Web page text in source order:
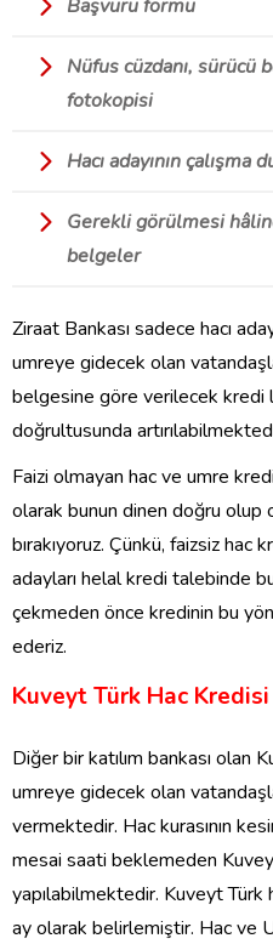
Başvuru formu
Nüfus cüzdanı, sürücü
fotokopisi
Hacı adayının
​Gerekli görülmesi
belgeler
Ziraat Bankası sadece hacı
umreye gidecek olan
belgesine göre verilecek kredi
doğrultusunda
Faizi olmayan hac ve umre
olarak bunun dinen doğru olup
bırakıyoruz. Çünkü, faizsiz hac
adayları helal kredi talebinde
çekmeden önce kredinin bu
ederiz.
Kuveyt Türk Hac Kredisi
Diğer bir katılım bankası olan
umreye gidecek olan
vermektedir. Hac kurasının
mesai saati beklemeden
yapılabilmektedir. Kuveyt Türk
ay olarak belirlemiştir. Hac ve